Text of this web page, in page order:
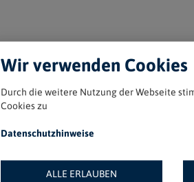
Wir verwenden Cookies
Durch die weitere Nutzung der Webseite
Cookies zu
Datenschutzhinweise
ALLE ERLAUBEN